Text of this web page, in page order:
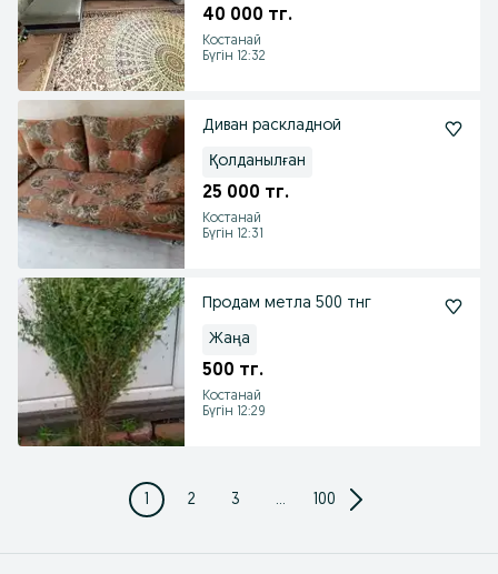
40 000 тг.
Костанай
Бүгін 12:32
Диван раскладной
Қолданылған
25 000 тг.
Костанай
Бүгін 12:31
Продам метла 500 тнг
Жаңа
500 тг.
Костанай
Бүгін 12:29
1 2 3 ... 100